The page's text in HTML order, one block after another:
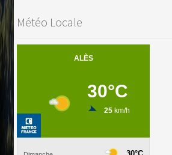
Météo Locale